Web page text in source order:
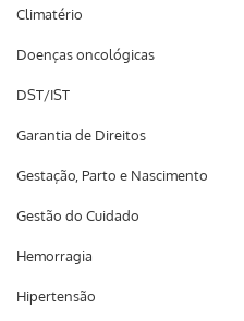
Climatério
Doenças oncológicas
DST/IST
Garantia de Direitos
Gestação, Parto e Nascimento
Gestão do Cuidado
Hemorragia
Hipertensão